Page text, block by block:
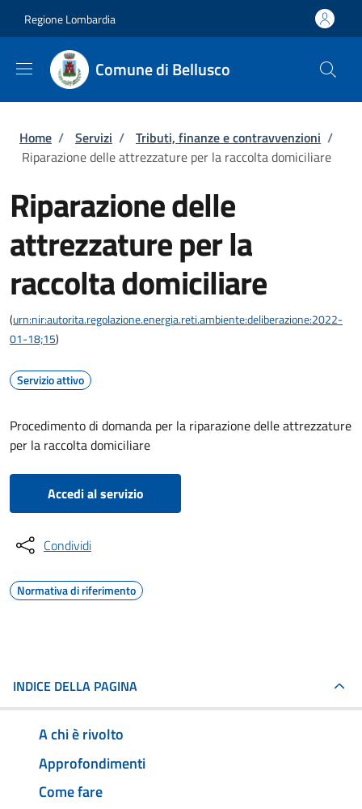
Regione Lombardia
Comune di Bellusco
Briciole di pane
Home / Servizi / Tributi, finanze e contravvenzioni /
Riparazione delle attrezzature per la raccolta domiciliare
Riparazione delle
attrezzature per la
raccolta domiciliare
(urn:nir:autorita.regolazione.energia.reti.ambiente:deliberazione:2022-
01-18;15)
Servizio attivo
Procedimento di domanda per la riparazione delle attrezzature
per la raccolta domiciliare
Accedi al servizio
Condividi
Normativa di riferimento
INDICE DELLA PAGINA
A chi è rivolto
Approfondimenti
Come fare